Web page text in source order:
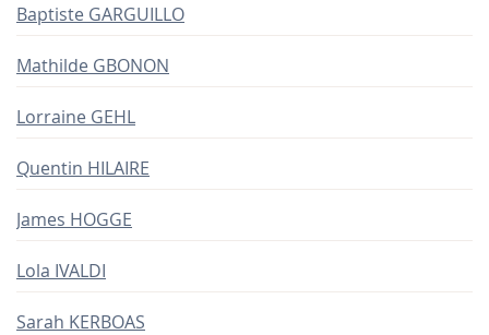
Baptiste GARGUILLO
Mathilde GBONON
Lorraine GEHL
Quentin HILAIRE
James HOGGE
Lola IVALDI
Sarah KERBOAS